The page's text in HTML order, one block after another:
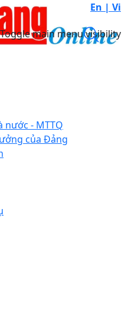
En | Vi
Toggle main menu visibility
nước - MTTQ
của Đảng